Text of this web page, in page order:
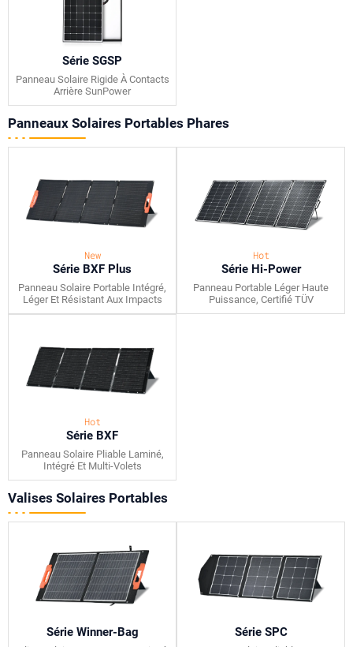
Série SGSP
Panneau Solaire Rigide À Contacts
Arrière SunPower
Panneaux Solaires Portables Phares
New
Série BXF Plus
Panneau Solaire Portable Intégré,
Léger Et Résistant Aux Impacts
Hot
Série Hi-Power
Panneau Portable Léger Haute
Puissance, Certifié TÜV
Hot
Série BXF
Panneau Solaire Pliable Laminé,
Intégré Et Multi-Volets
Valises Solaires Portables
Série Winner-Bag Série SPC